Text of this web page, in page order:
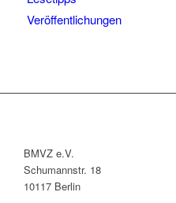
Veröffentlichungen
BMVZ e.V.
Schumannstr. 18
10117 Berlin